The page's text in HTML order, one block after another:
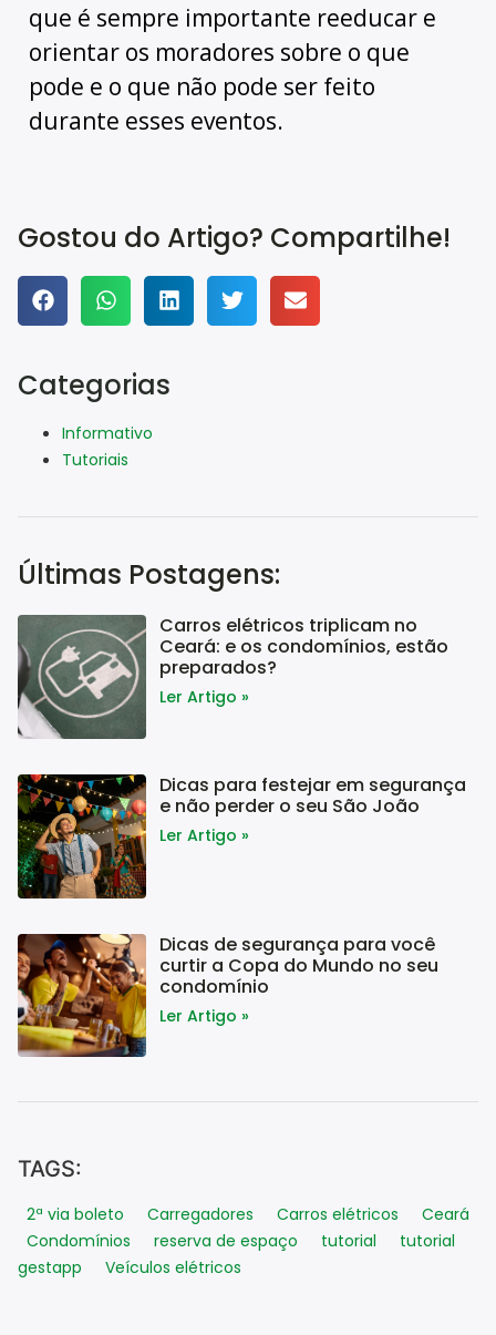
que é sempre importante reeducar e
orientar os moradores sobre o que
pode e o que não pode ser feito
durante esses eventos.
Gostou do Artigo? Compartilhe!
Categorias
Informativo
Tutoriais
Últimas Postagens:
Carros elétricos triplicam no
Ceará: e os condomínios, estão
preparados?
Ler Artigo »
Dicas para festejar em segurança
e não perder o seu São João
Ler Artigo »
Dicas de segurança para você
curtir a Copa do Mundo no seu
condomínio
Ler Artigo »
TAGS:
2ª via boleto Carregadores Carros elétricos
Ceará
Condomínios
reserva de espaço tutorial
tutorial
gestapp
Veículos elétricos